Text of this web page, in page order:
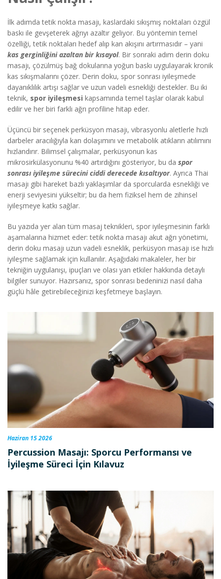
İlk adımdatetik nokta masajı, kaslardaki sıkışmış noktaları özgül
baskı ile gevşeterek ağrıyı azaltır geliyor. Bu yöntemin temel
özelliği, tetik noktaları hedef alıp kan akışını artırmasıdır – yani
kas gerginliğini azaltan bir kısayol. Bir sonraki adım derin doku
masajı, çözülmüş bağ dokularına yoğun baskı uygulayarak kronik
kas sıkışmalarını çözer. Derin doku, spor sonrası iyileşmede
dayanıklılık artışı sağlar ve uzun vadeli esnekliği destekler. Bu iki
teknik, spor iyileşmesi kapsamında temel taşlar olarak kabul
edilir ve her biri farklı ağrı profiline hitap eder.
Üçüncü bir seçenek perküsyon masajı, vibrasyonlu aletlerle hızlı
darbeler aracılığıyla kan dolaşımını ve metabolik atıkların atılımını
hızlandırır. Bilimsel çalışmalar, perküsyonun kas
mikrosirkülasyonunu %40 artırdığını gösteriyor, bu da spor
sonrası iyileşme sürecini ciddi derecede kısaltıyor. Ayrıca Thai
masajı gibi hareket bazlı yaklaşımlar da sporcularda esnekliği ve
enerji seviyesini yükseltir; bu da hem fiziksel hem de zihinsel
iyileşmeye katkı sağlar.
Bu yazıda yer alan tüm masaj teknikleri, spor iyileşmesinin farklı
aşamalarına hizmet eder: tetik nokta masajı akut ağrı yönetimi,
derin doku masajı uzun vadeli esneklik, perküsyon masajı ise hızlı
iyileşme sağlamak için kullanılır. Aşağıdaki makaleler, her bir
tekniğin uygulanışı, ipuçları ve olası yan etkiler hakkında detaylı
bilgiler sunuyor. Hazırsanız, spor sonrası bedeninizi nasıl daha
güçlü hâle getirebileceğinizi keşfetmeye başlayın.
Haziran 15 2026
Percussion Masajı: Sporcu Performansı ve
İyileşme Süreci İçin Kılavuz